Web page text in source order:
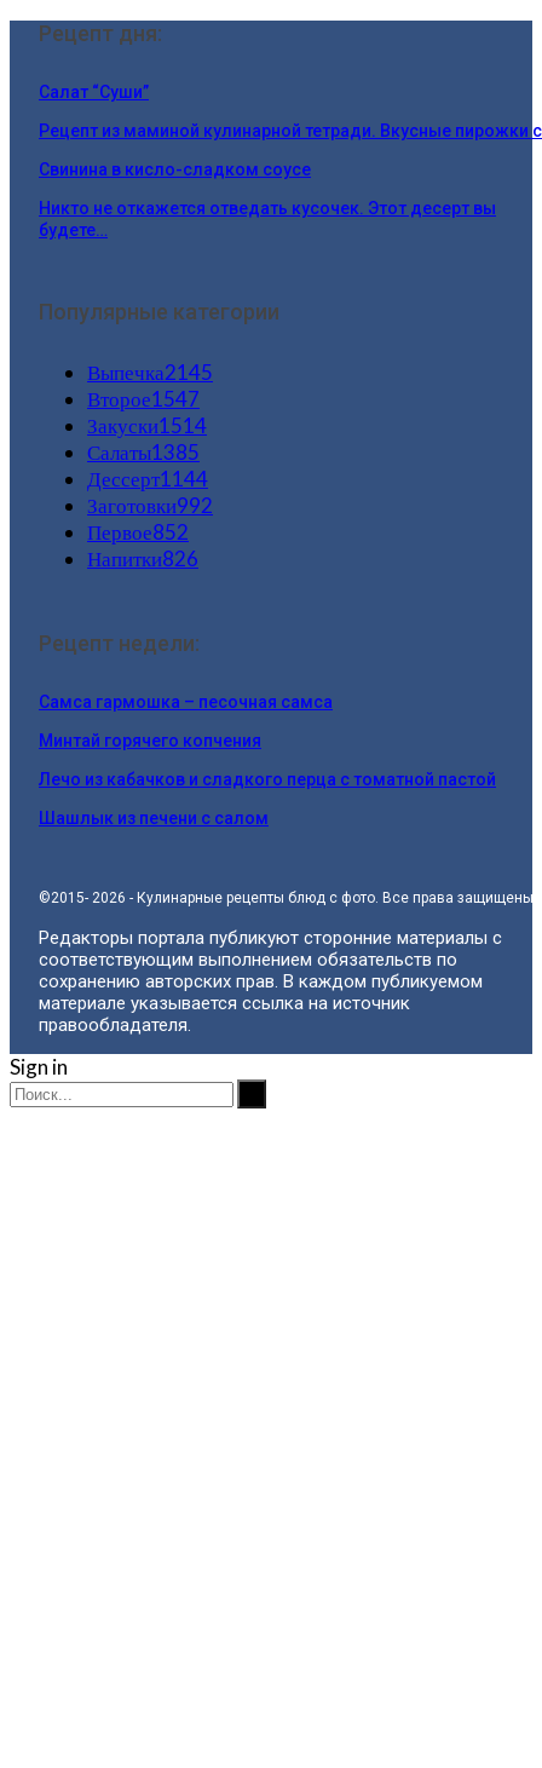
Рецепт дня:
Салат “Суши”
Рецепт из маминой кулинарной тетради. Вкусные пирожки
Свинина в кисло-сладком соусе
Никто не откажется отведать кусочек. Этот десерт вы
будете…
Популярные категории
Выпечка2145
Второе1547
Закуски1514
Салаты1385
Дессерт1144
Заготовки992
Первое852
Напитки826
Рецепт недели:
Самса гармошка – песочная самса
Минтай горячего копчения
Лечо из кабачков и сладкого перца с томатной пастой
Шашлык из печени с салом
©2015- 2026 - Кулинарные рецепты блюд с фото. Все права защищены.
Редакторы портала публикуют сторонние материалы с
соответствующим выполнением обязательств по
сохранению авторских прав. В каждом публикуемом
материале указывается ссылка на источник
правообладателя.
Sign in